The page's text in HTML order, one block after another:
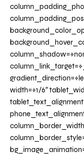
width=»1/6″